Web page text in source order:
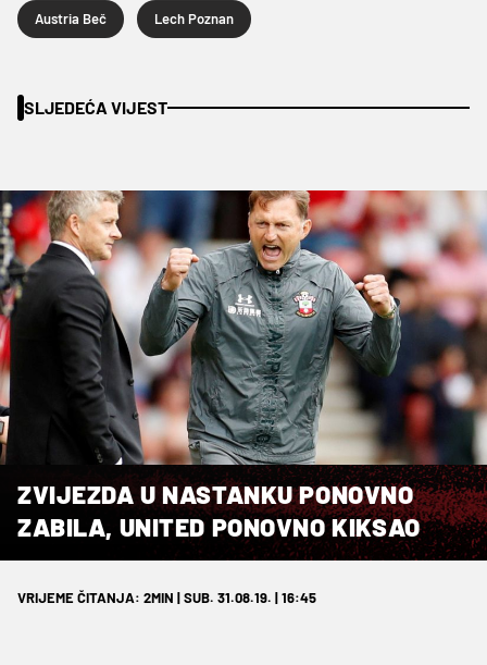
Austria Beč Lech Poznan
SLJEDEĆA VIJEST
ZVIJEZDA U NASTANKU PONOVNO
ZABILA, UNITED PONOVNO KIKSAO
VRIJEME ČITANJA: 2MIN | SUB. 31.08.19. | 16:45